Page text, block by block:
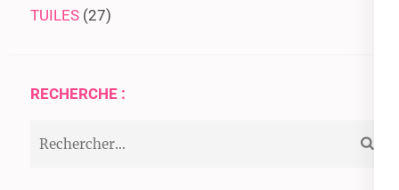
TUILES (27)
RECHERCHE :